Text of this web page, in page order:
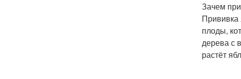
Зачем
Прививка
плоды,
дерева с
растёт